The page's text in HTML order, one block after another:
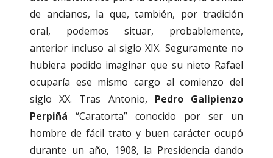
de ancianos, la que, también, por tradición
oral, podemos situar, probablemente,
anterior incluso al siglo XIX. Seguramente no
hubiera podido imaginar que su nieto Rafael
ocuparía ese mismo cargo al comienzo del
siglo XX. Tras Antonio, Pedro Galipienzo
Perpiñá “Caratorta” conocido por ser un
hombre de fácil trato y buen carácter ocupó
durante un año, 1908, la Presidencia dando